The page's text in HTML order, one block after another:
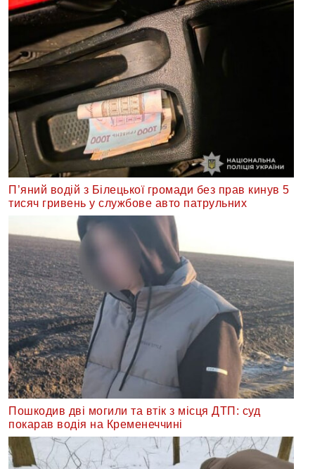
П’яний водій з Білецької громади без прав кинув 5
тисяч гривень у службове авто патрульних
Пошкодив дві могили та втік з місця ДТП: суд
покарав водія на Кременеччині